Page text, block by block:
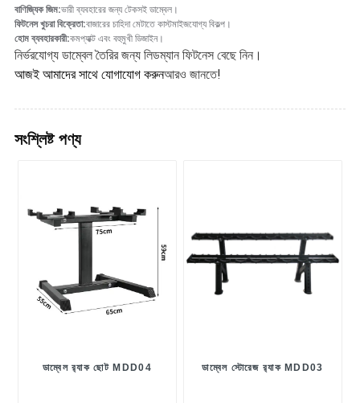
বাণিজ্যিক জিম:ভারী ব্যবহারের জন্য টেকসই ডাম্বেল।
ফিটনেস খুচরা বিক্রেতা:বাজারের চাহিদা মেটাতে কাস্টমাইজযোগ্য বিকল্প।
হোম ব্যবহারকারী:কমপ্যাক্ট এবং বহুমুখী ডিজাইন।
নির্ভরযোগ্য ডাম্বেল তৈরির জন্য লিডম্যান ফিটনেস বেছে নিন।
আজই আমাদের সাথে যোগাযোগ করুনআরও জানতে!
সংশ্লিষ্ট পণ্য
ডাম্বেল র‍্যাক ছোট MDD04 ডাম্বেল স্টোরেজ র‍্যাক MDD03